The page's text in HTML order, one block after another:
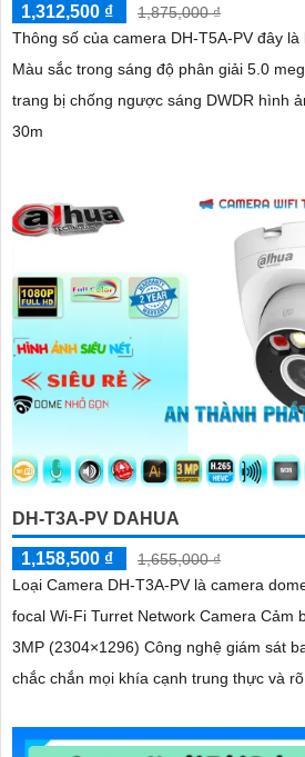
1,312,500 ₫
1,875,000 ₫
Thông số của camera DH-T5A-PV đây
Màu sắc trong sáng độ phân giải 5.0
trang bị chống ngược sáng DWDR hình
30m
DH-T3A-PV DAHUA
1,158,500 ₫
1,655,000 ₫
Loại Camera DH-T3A-PV là camera
focal Wi-Fi Turret Network Camera Cảm
3MP (2304×1296) Công nghệ giám sát
chắc chắn mọi khía cạnh trung thực và